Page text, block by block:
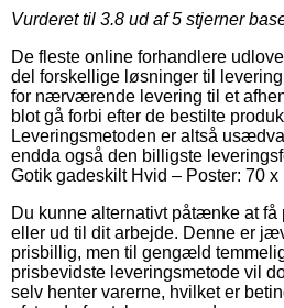
Vurderet til 3.8 ud af 5 stjerner
De fleste online forhandlere
del forskellige løsninger til
for nærværende levering til et
blot gå forbi efter de bestilte
Leveringsmetoden er altså
endda også den billigste
Gotik gadeskilt Hvid – Poster: 70 x
Du kunne alternativt påtænke at få
eller ud til dit arbejde. Denne er
prisbillig, men til gengæld
prisbevidste leveringsmetode vil
selv henter varerne, hvilket er